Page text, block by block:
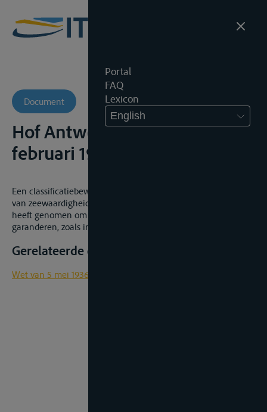
Portal
FAQ
Lexicon
English
Document
Hof Antwerpen, 4de Kamer, 14
februari 1995
Een classificatiebewijs levert op zich niet het afdoende bewijs
van zeewaardigheid dat de schipper de nodige maatregelen
heeft genomen om de zeewaardigheid van zijn schip te
garanderen, zoals in art. 31 WRB voorzien.
Gerelateerde documenten
Wet van 5 mei 1936 op de binnenbevrachting